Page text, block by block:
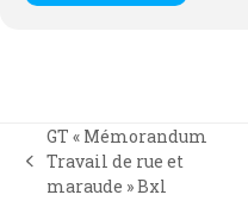
previous
post:
GT « Mémorandum
Travail de rue et
maraude » Bxl